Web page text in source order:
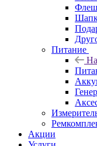
Флеш
Питание
Акции